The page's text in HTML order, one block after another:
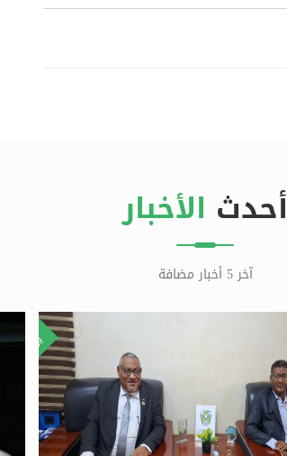
أحدث الأخبار
آخر 5 أخبار مضافة
٢١يوليو